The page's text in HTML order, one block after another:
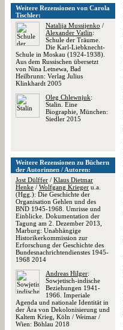
Weitere Rezensionen von Carola
Tischler:
Natalija Mussijenko /
Alexander Vatlin:
Schule der Träume.
Die Karl-Liebknecht-
Schule in Moskau (1924-1938).
Aus dem Russischen übersetzt
von Nina Letnewa, Bad
Heilbrunn: Verlag Julius
Klinkhardt 2005
Oleg Chlewnjuk:
Stalin. Eine
Biographie, München:
Siedler 2015
Weitere Rezensionen zu Büchern
der Autorinnen / Autoren:
Jost Dülffer / Klaus Dietmar
Henke / Wolfgang Krieger u.a.
(Hgg.): Die Geschichte der
Organisation Gehlen und des
BND 1945-1968. Umrisse und
Einblicke. Dokumentation der
Tagung am 2. Dezember 2013,
Marburg: Unabhängige
Historikerkommission zur
Erforschung der Geschichte des
Bundesnachrichtendienstes 1945-
1968 2014
Andreas Hilger:
Sowjetisch-indische
Beziehungen 1941-
1966. Imperiale
Agenda und nationale Identität in
der Ära von Dekolonisierung und
Kaltem Krieg, Köln / Weimar /
Wien: Böhlau 2018